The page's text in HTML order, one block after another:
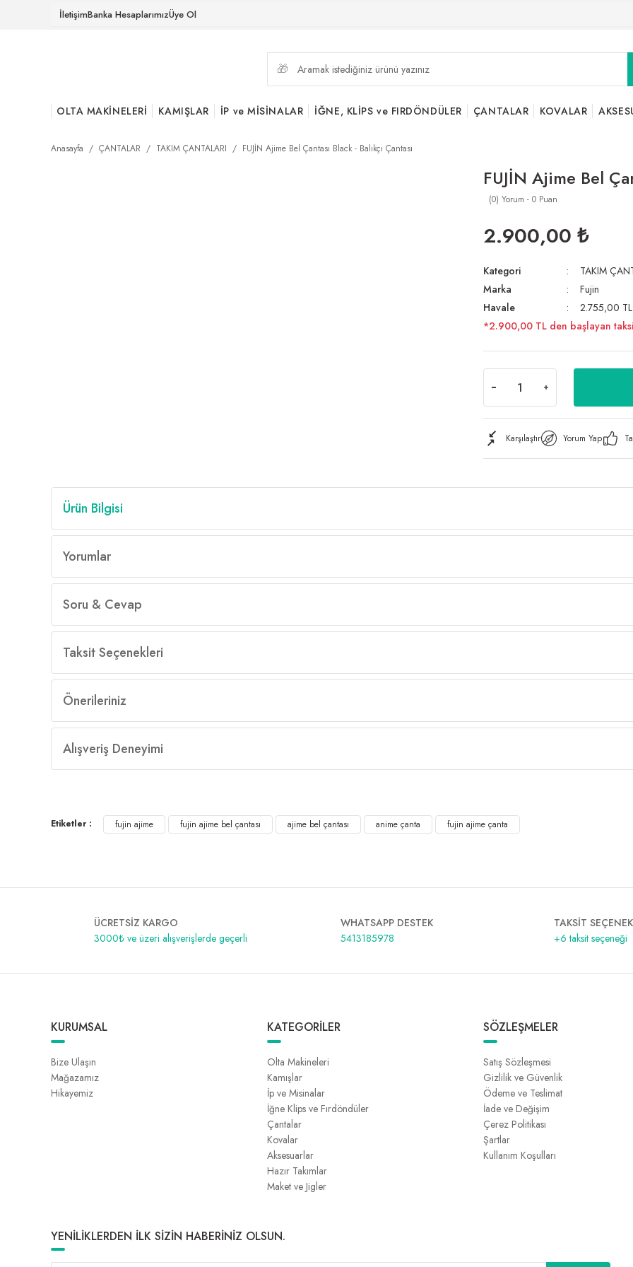
İletişimBanka HesaplarımızÜye Ol
OLTA MAKİNELERİ KAMIŞLAR İP ve MİSİNALAR İĞNE, KLİPS ve FIRDÖNDÜLER ÇANTALAR KOVALAR
Anasayfa ÇANTALAR TAKIM ÇANTALARI FUJİN Ajime Bel Çantası Black - Balıkçı Çantası
FUJİN Ajime Bel
(0) Yorum - 0 Puan
2.900,00 ₺
Kategori
TAKIM
Marka
Fujin
Havale
2.755,00
*2.900,00 TL den başlayan
Karşılaştır Yorum Yap
Ürün Bilgisi
Yorumlar
Soru & Cevap
Taksit Seçenekleri
Önerileriniz
Alışveriş Deneyimi
Etiketler : fujin ajime fujin ajime bel çantası ajime bel çantası anime çanta fujin ajime çanta
ÜCRETSİZ KARGO
3000₺ ve üzeri alışverişlerde geçerli
WHATSAPP DESTEK
5413185978
TAKSİT
+6 taksit seçeneği
KURUMSAL
Bize Ulaşın
Mağazamız
Hikayemiz
KATEGORİLER
Olta Makineleri
Kamışlar
İp ve Misinalar
İğne Klips ve Fırdöndüler
Çantalar
Kovalar
Aksesuarlar
Hazır Takımlar
Maket ve Jigler
SÖZLEŞMELER
Satış Sözleşmesi
Gizlilik ve Güvenlik
Ödeme ve Teslimat
İade ve Değişim
Çerez Politikası
Şartlar
Kullanım Koşulları
YENİLİKLERDEN İLK SİZİN HABERİNİZ OLSUN.